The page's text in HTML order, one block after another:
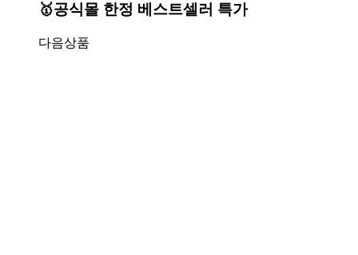
🥇공식몰 한정 베스트셀러 특가
다음상품